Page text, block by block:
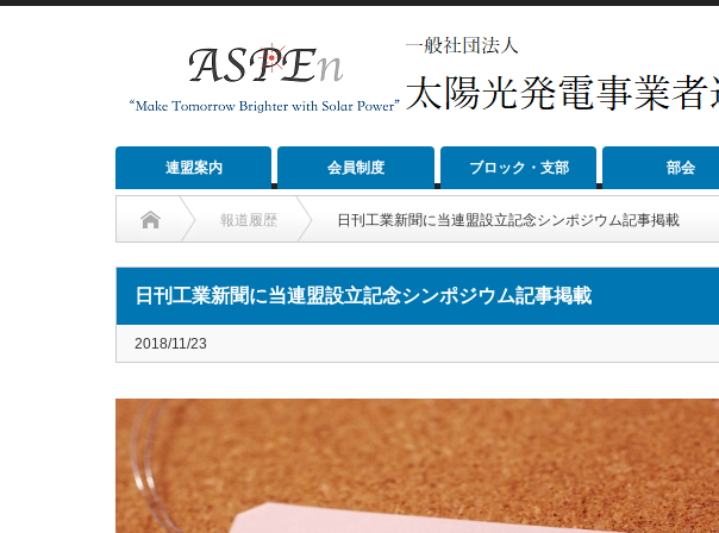
連盟案内 会員制度 ブロック・支部 部会
報道履歴 日刊工業新聞に当連盟設立記念シンポジウム記事掲載
日刊工業新聞に当連盟設立記念シンポジウム記事掲載
2018/11/23